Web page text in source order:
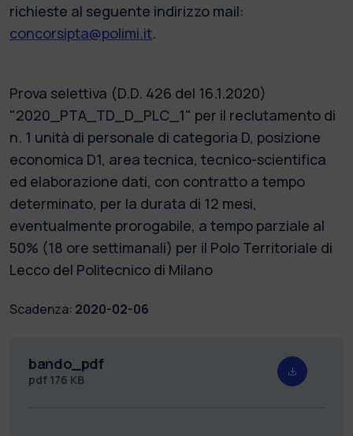
richieste al seguente indirizzo mail:
concorsipta@polimi.it.
Prova selettiva (D.D. 426 del 16.1.2020)
"2020_PTA_TD_D_PLC_1" per il reclutamento di
n. 1 unità di personale di categoria D, posizione
economica D1, area tecnica, tecnico-scientifica
ed elaborazione dati, con contratto a tempo
determinato, per la durata di 12 mesi,
eventualmente prorogabile, a tempo parziale al
50% (18 ore settimanali) per il Polo Territoriale di
Lecco del Politecnico di Milano
Scadenza: 2020-02-06
bando_pdf
pdf 176 KB